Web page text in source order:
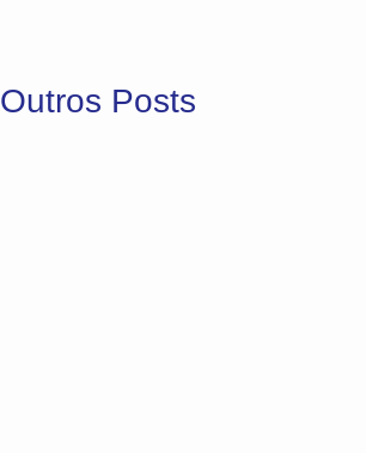
Outros Posts